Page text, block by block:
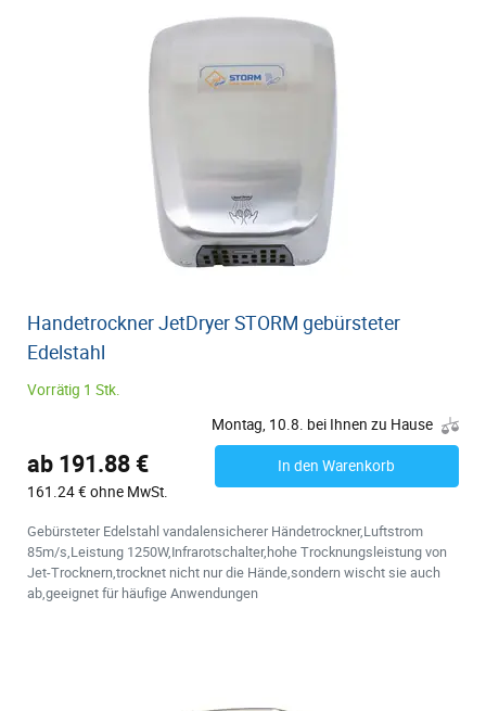
Handetrockner JetDryer STORM gebürsteter
Edelstahl
Vorrätig 1 Stk.
Montag, 10.8. bei Ihnen zu Hause
ab 191.88 €
161.24 € ohne MwSt.
In den Warenkorb
Gebürsteter Edelstahl vandalensicherer Händetrockner,Luftstrom
85m/s,Leistung 1250W,Infrarotschalter,hohe Trocknungsleistung von
Jet-Trocknern,trocknet nicht nur die Hände,sondern wischt sie auch
ab,geeignet für häufige Anwendungen